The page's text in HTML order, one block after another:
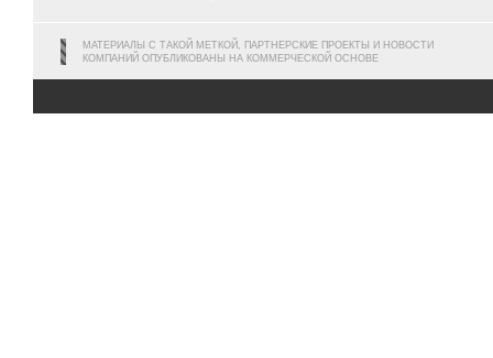
МАТЕРИАЛЫ С ТАКОЙ МЕТКОЙ, ПАРТНЕРСКИЕ ПРОЕКТЫ И НОВОСТИ
КОМПАНИЙ ОПУБЛИКОВАНЫ НА КОММЕРЧЕСКОЙ ОСНОВЕ